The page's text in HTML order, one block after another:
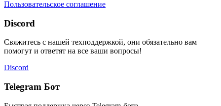
Пользовательское соглашение
Discord
Свяжитесь с нашей техподдержкой, они обязательно вам
помогут и ответят на все ваши вопросы!
Discord
Telegram Бот